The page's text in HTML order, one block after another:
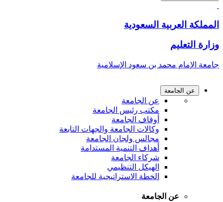
المملكة العربية السعودية
وزارة التعليم
جامعة الإمام محمد بن سعود الإسلامية
عن الجامعة
عن الجامعة
مكتب رئيس الجامعة
أوقاف الجامعة
وكالات الجامعة والجهات التابعة
مجالس ولجان الجامعة
أهداف التنمية المستدامة
شركاء الجامعة
الهيكل التنظيمي
الخطة الاستراتيجية للجامعة
عن الجامعة